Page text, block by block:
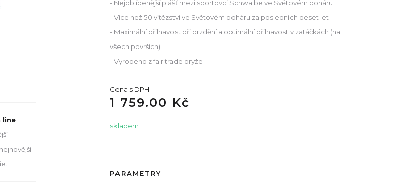
- Nejoblíbenější plášť mezi sportovci Schwalbe ve Světovém poháru
- Více než 50 vítězství ve Světovém poháru za posledních deset let
- Maximální přilnavost při brzdění a optimální přilnavost v zatáčkách (na
všech površích)
- Vyrobeno z fair trade pryže
Cena s DPH
1 759.00 Kč
skladem
PARAMETRY
line